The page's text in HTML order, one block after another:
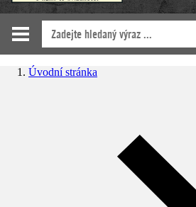
Úvodní stránka